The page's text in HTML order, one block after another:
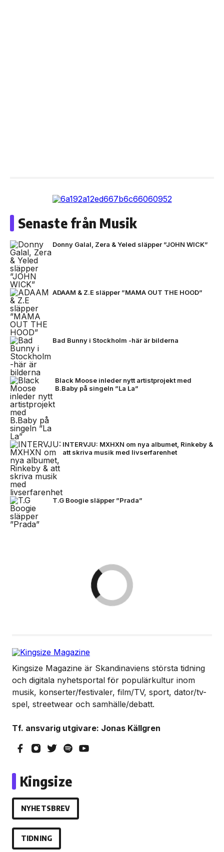
Senaste från Musik
Donny Galal, Zera & Yeled släpper ”JOHN WICK”
ADAAM & Z.E släpper ”MAMA OUT THE HOOD”
Bad Bunny i Stockholm -här är bilderna
Black Moose inleder nytt artistprojekt med
B.Baby på singeln ”La La”
INTERVJU: MXHXN om nya albumet, Rinkeby &
att skriva musik med livserfarenhet
T.G Boogie släpper ”Prada”
Kingsize Magazine är Skandinaviens största tidning
och digitala nyhetsportal för populärkultur inom
musik, konserter/festivaler, film/TV, sport, dator/tv-
spel, streetwear och samhälle/debatt.
Tf. ansvarig utgivare: Jonas Källgren
Kingsize
NYHETSBREV
TIDNING